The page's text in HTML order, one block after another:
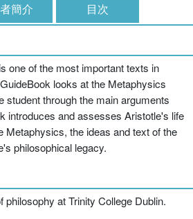
簡介 目次
one of the most important texts in
looks at the Metaphysics
student through the main arguments
introduces and assesses Aristotle's life
Metaphysics, the ideas and text of the
philosophical legacy.
philosophy at Trinity College Dublin.